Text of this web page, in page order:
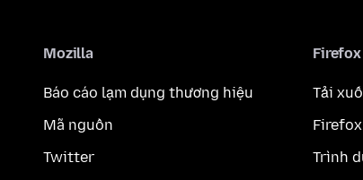
Mozilla
Báo cáo lạm dụng thương hiệu
Mã nguồn
Twitter
Firefox
Tải
Trình